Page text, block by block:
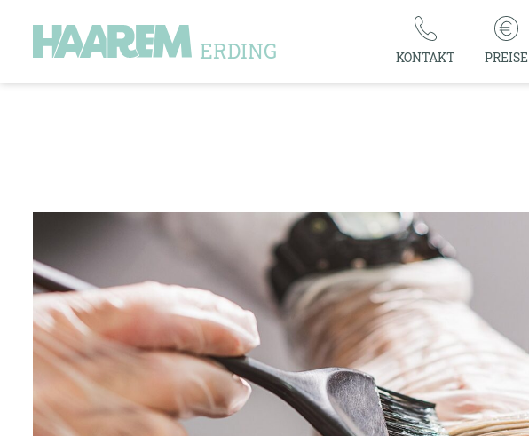
ERDING KONTAKT PREISE